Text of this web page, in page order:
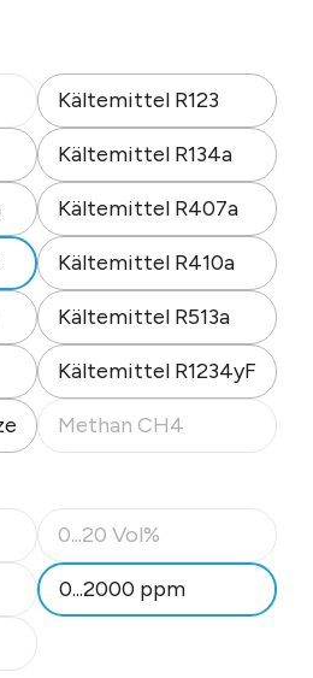
nicht verfügbar.)
Kältemittel R123
Kältemittel R134a
Kältemittel R407a
Kältemittel R410a
Kältemittel R513a
Kältemittel R1234yF
Methan CH4
(Diese Option ist zurzeit
nicht verfügbar.)
0...20 Vol%
(Diese Option ist zurzeit
nicht verfügbar.)
0...2000 ppm
nicht verfügbar.)